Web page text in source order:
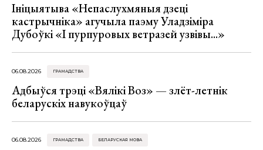
Ініцыятыва «Непаслухмяныя дзеці
кастрычніка» агучыла паэму Уладзіміра
Дубоўкі «І пурпуровых ветразей узвівы...»
06.08.2026 ГРАМАДСТВА
Адбыўся трэці «Вялікі Воз» — злёт-летнік
беларускіх навукоўцаў
06.08.2026 ГРАМАДСТВА БЕЛАРУСКАЯ МОВА